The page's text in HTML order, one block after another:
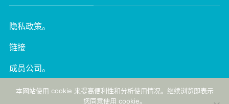
隐私政策。
链接
成员公司。
English
本网站使用 cookie 来提高便利性和分析使用情况。继续浏览即表示
您同意使用 cookie。